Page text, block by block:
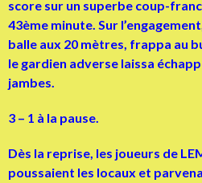
score sur un superbe coup-
43ème minute. Sur
balle aux 20 mètres, frappa au
le gardien adverse laissa
jambes.
3 – 1 à la pause.
Dès la reprise, les joueurs de
poussaient les locaux et